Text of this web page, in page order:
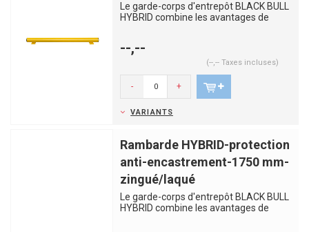
Le garde-corps d'entrepôt BLACK BULL
HYBRID combine les avantages de
--,--
(--,-- Taxes incluses)
- +
VARIANTS
Rambarde HYBRID-protection
anti-encastrement-1750 mm-
zingué/laqué
Le garde-corps d'entrepôt BLACK BULL
HYBRID combine les avantages de